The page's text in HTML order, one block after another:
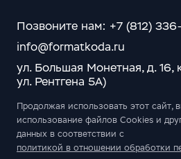
Позвоните нам: +7 (812)
info@formatkoda.ru
ул. Большая Монетная, д. 16,
ул. Рентгена 5А)
Продолжая использовать этот сайт,
использование файлов Cookies и
данных в соответствии с
политикой в отношении обработки